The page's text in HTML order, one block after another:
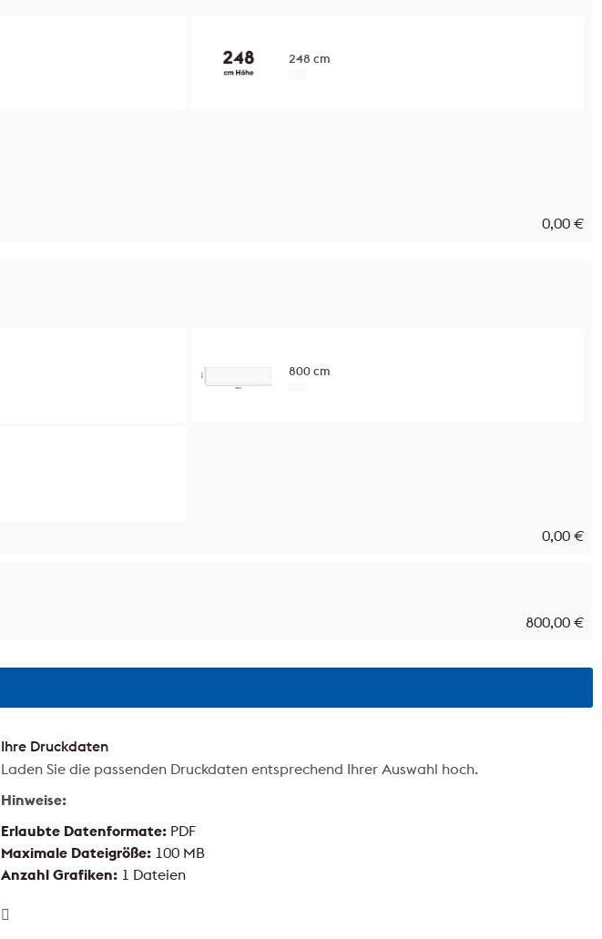
248 cm
0,00 €
800 cm
0,00 €
800,00 €
Ihre Druckdaten
Laden Sie die passenden Druckdaten entsprechend Ihrer Auswahl hoch.
Hinweise:
Erlaubte Datenformate:PDF
Maximale Dateigröße:100 MB
Anzahl Grafiken: 1 Dateien